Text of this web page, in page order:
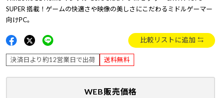
SUPER 搭載！ゲームの快適さや映像の美しさにこだわるミドルゲーマー
向けPC。
比較リストに追加
決済日より約12営業日で出荷 送料無料
WEB販売価格